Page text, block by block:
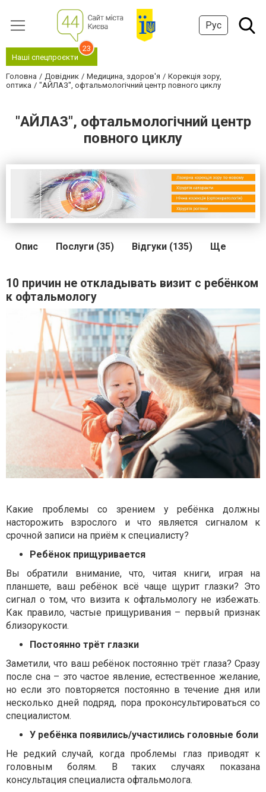
Рус
Наші спецпроєкти
23
Головна Довідник Медицина, здоров'я
Корекція зору,
оптика
"АЙЛАЗ", офтальмологічний центр повного циклу
"АЙЛАЗ", офтальмологічний центр
повного циклу
Опис Послуги (35) Відгуки (135) Ще
10 причин не откладывать визит с ребёнком
к офтальмологу
Какие проблемы со зрением у ребёнка должны
насторожить взрослого и что является сигналом к
срочной записи на приём к специалисту?
Ребёнок прищуривается
Вы обратили внимание, что, читая книги, играя на
планшете, ваш ребёнок всё чаще щурит глазки? Это
сигнал о том, что визита к офтальмологу не избежать.
Как правило, частые прищуривания – первый признак
близорукости.
Постоянно трёт глазки
Заметили, что ваш ребёнок постоянно трёт глаза? Сразу
после сна – это частое явление, естественное желание,
но если это повторяется постоянно в течение дня или
несколько дней подряд, пора проконсультироваться со
специалистом.
У ребёнка появились/участились головные боли
Не редкий случай, когда проблемы глаз приводят к
головным болям. В таких случаях показана
консультация специалиста офтальмолога.